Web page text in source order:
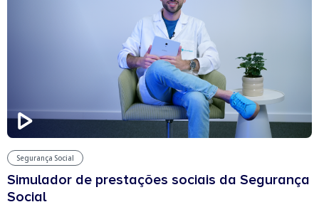
Segurança Social
Simulador de prestações sociais da Segurança
Social